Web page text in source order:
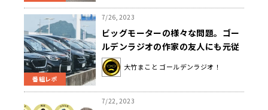
番組レポ
7/26, 2023
ビッグモーターの様々な問題。ゴー
ルデンラジオの作家の友人にも元従
業員が！「いわゆる街路樹を根こそ
ぎ刈れって命令されたって」
大竹まこと ゴールデンラジオ！
7/22, 2023